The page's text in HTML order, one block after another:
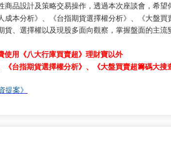
商品設計及策略交易操作，透過本次座談會，希望
成本分析》、《台指期貨選擇權分析》、《大盤買
、選擇權以及現股多面向觀察，掌握盤面的主流
使用 《八大行庫買賣超》理財寶以外
《台指期貨選擇權分析》 、 《大盤買賣超籌碼大搜
提案》